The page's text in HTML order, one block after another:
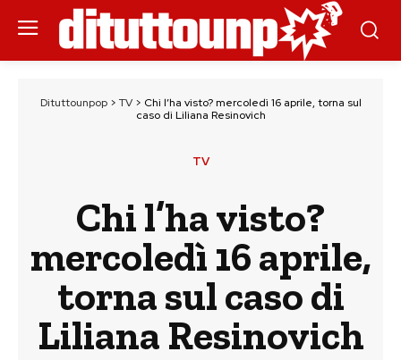
Dituttounpop> TV> Chi l’ha visto? mercoledì 16 aprile, torna sul
caso di Liliana Resinovich
TV
Chi l’ha visto?
mercoledì 16 aprile,
torna sul caso di
Liliana Resinovich